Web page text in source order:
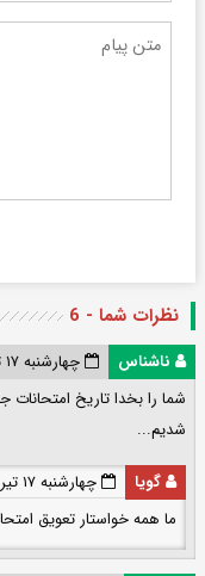
نظرات شما - 6
ناشناس
چهارشنبه ۱۷ تیر ۱۴۰۵ ۱۹:۳۸:۴۱
شما را بخدا تاریخ امتحانات
شدیم...
گویا
چهارشنبه ۱۷ تیر ۱۴۰۵ ۲۳:۲۳:۵۹
ما همه خواستار تعویق